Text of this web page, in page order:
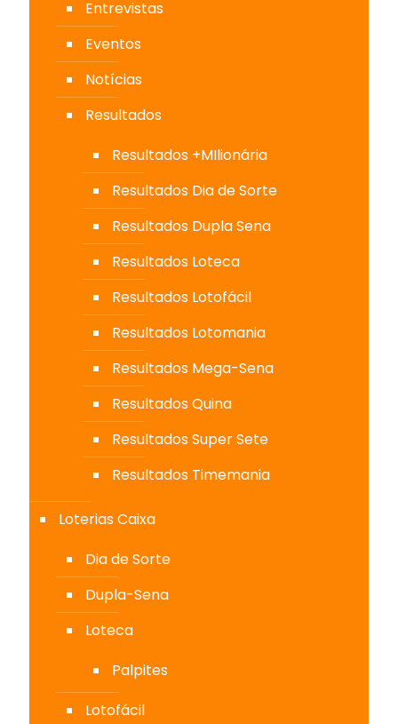
Entrevistas
Eventos
Notícias
Resultados
Resultados +MIlionária
Resultados Dia de Sorte
Resultados Dupla Sena
Resultados Loteca
Resultados Lotofácil
Resultados Lotomania
Resultados Mega-Sena
Resultados Quina
Resultados Super Sete
Resultados Timemania
Loterias Caixa
Dia de Sorte
Dupla-Sena
Loteca
Palpites
Lotofácil